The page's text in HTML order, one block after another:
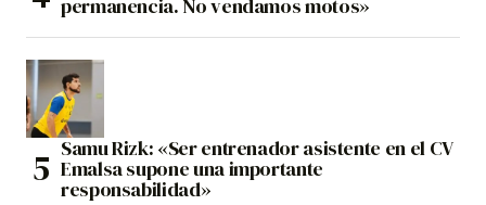
permanencia. No vendamos motos»
Samu Rizk: «Ser entrenador asistente en el CV
Emalsa supone una importante
responsabilidad»